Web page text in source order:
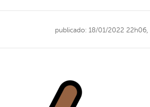
publicado: 18/01/2022 22h06,